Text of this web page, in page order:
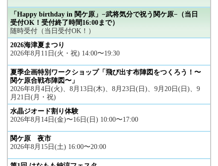
「Happy birthday in 関ケ原」−武将気分で祝う関ケ原−（当日
受付OK！受付終了時間16:00まで）
随時受付（当日受付OK！）
2026海津夏まつり
2026年8月11日(火・祝) 14:00〜19:30
夏季企画特別ワークショップ「飛び出す布陣図をつくろう！〜
関ケ原合戦布陣図〜」
2026年8月4日(火)、8月13日(木)、8月23日(日)、9月20日(日)、9
月21日(月・祝)
水晶ジオード割り体験
2026年8月14日(金)〜16日(日) 10:00〜17:00
関ケ原 夜市
2026年8月15日(土) 16:00〜20:00